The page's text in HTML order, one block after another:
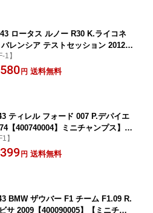
ロータス ルノー R30 K.ライコネ
バレンシア テストセッション 2012年
23日【410120179】【ミニチャンプ
【4012138113978】
1】
円 送料無料
ティレル フォード 007 P.デパイエ
【400740004】ミニチャンプス】
4012138047938】
】
円 送料無料
BMW ザウバー F1 チーム F1.09 R.
サ 2009【400090005】【ミニチャ